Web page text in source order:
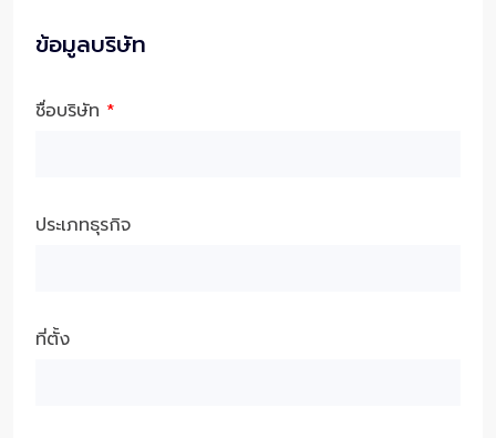
ข้อมูลบริษัท
ชื่อบริษัท *
ประเภทธุรกิจ
ที่ตั้ง